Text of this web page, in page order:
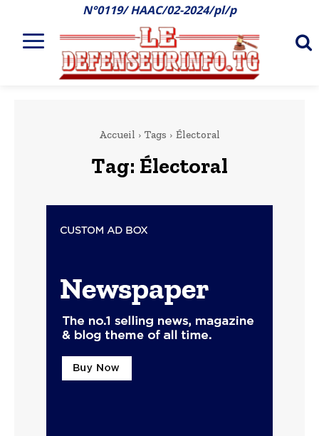
N°0119/ HAAC/02-2024/pl/p
Accueil Tags Électoral
Tag: Électoral